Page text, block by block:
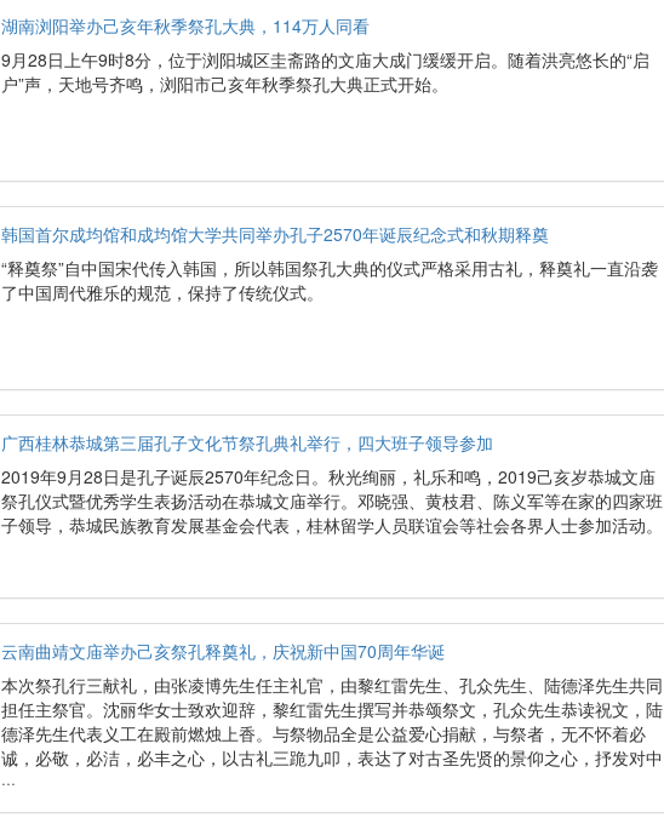
湖南浏阳举办己亥年秋季祭孔大典，114万人同看
9月28日上午9时8分，位于浏阳城区圭斋路的文庙大成门缓缓开启。随着洪亮悠长的“启
户”声，天地号齐鸣，浏阳市己亥年秋季祭孔大典正式开始。
韩国首尔成均馆和成均馆大学共同举办孔子2570年诞辰纪念式和秋期释奠
“释奠祭”自中国宋代传入韩国，所以韩国祭孔大典的仪式严格采用古礼，释奠礼一直沿袭
了中国周代雅乐的规范，保持了传统仪式。
广西桂林恭城第三届孔子文化节祭孔典礼举行，四大班子领导参加
2019年9月28日是孔子诞辰2570年纪念日。秋光绚丽，礼乐和鸣，2019己亥岁恭城文庙
祭孔仪式暨优秀学生表扬活动在恭城文庙举行。邓晓强、黄枝君、陈义军等在家的四家班
子领导，恭城民族教育发展基金会代表，桂林留学人员联谊会等社会各界人士参加活动。
云南曲靖文庙举办己亥祭孔释奠礼，庆祝新中国70周年华诞
本次祭孔行三献礼，由张凌博先生任主礼官，由黎红雷先生、孔众先生、陆德泽先生共同
担任主祭官。沈丽华女士致欢迎辞，黎红雷先生撰写并恭颂祭文，孔众先生恭读祝文，陆
德泽先生代表义工在殿前燃烛上香。与祭物品全是公益爱心捐献，与祭者，无不怀着必
诚，必敬，必洁，必丰之心，以古礼三跪九叩，表达了对古圣先贤的景仰之心，抒发对中
···